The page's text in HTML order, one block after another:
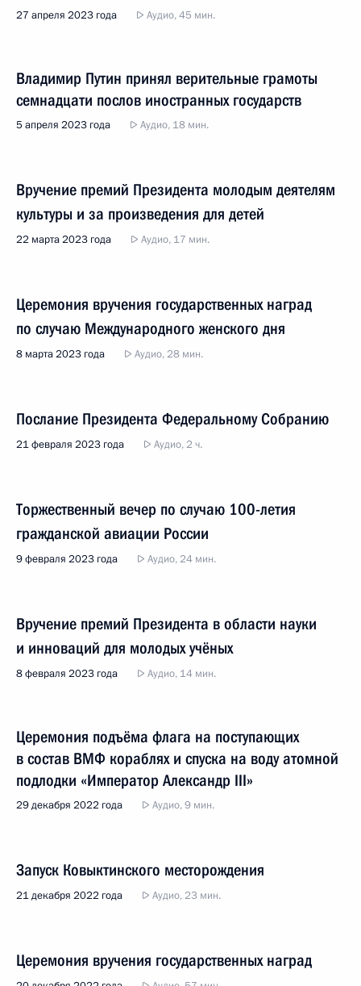
27 апреля 2023 года Аудио, 45 мин.
Владимир Путин принял верительные грамоты
семнадцати послов иностранных государств
5 апреля 2023 года Аудио, 18 мин.
Вручение премий Президента молодым деятелям
культуры и за произведения для детей
22 марта 2023 года Аудио, 17 мин.
Церемония вручения государственных наград
по случаю Международного женского дня
8 марта 2023 года Аудио, 28 мин.
Послание Президента Федеральному Собранию
21 февраля 2023 года Аудио, 2 ч.
Торжественный вечер по случаю 100-летия
гражданской авиации России
9 февраля 2023 года Аудио, 24 мин.
Вручение премий Президента в области науки
и инноваций для молодых учёных
8 февраля 2023 года Аудио, 14 мин.
Церемония подъёма флага на поступающих
в состав ВМФ кораблях и спуска на воду атомной
подлодки «Император Александр III»
29 декабря 2022 года Аудио, 9 мин.
Запуск Ковыктинского месторождения
21 декабря 2022 года Аудио, 23 мин.
Церемония вручения государственных наград